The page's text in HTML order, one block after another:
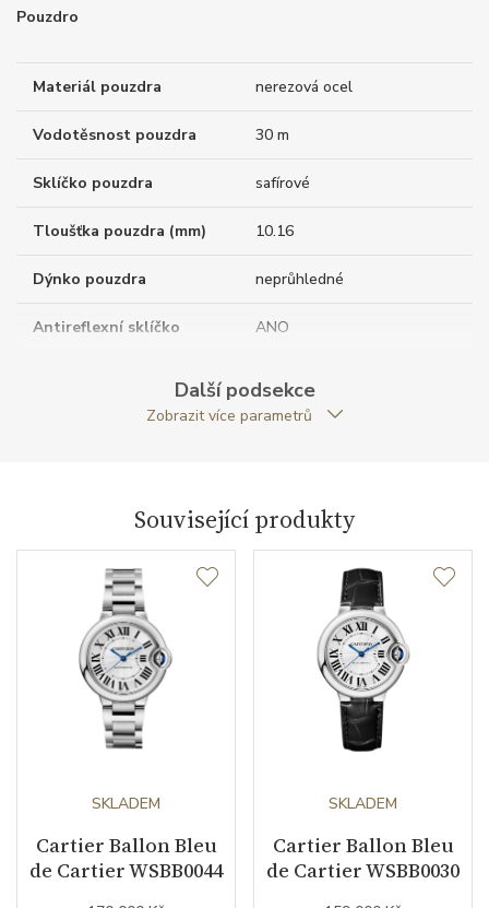
Pouzdro
Materiál pouzdra nerezová ocel
Vodotěsnost pouzdra 30 m
Sklíčko pouzdra safírové
Tloušťka pouzdra (mm) 10.16
Dýnko pouzdra neprůhledné
Antireflexní sklíčko ANO
Průměr pouzdra (mm) 33.00
Typ strojku Cartier caliber 1853
Rezerva chodu strojku
Kalibr strojku automatický nátah
Kameny strojku
Kyvy strojku
Další podsekce
Zobrazit více parametrů
Související produkty
SKLADEM
Cartier Ballon Bleu
de Cartier WSBB0044
SKLADEM
Cartier Ballon Bleu
de Cartier WSBB0030